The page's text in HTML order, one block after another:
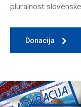
pluralnost
Donacija